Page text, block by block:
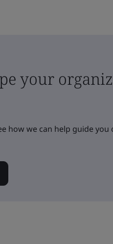
your
how we can help guide